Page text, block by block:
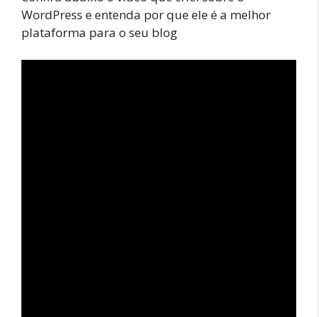
WordPress e entenda por que ele é a melhor
plataforma para o seu blog